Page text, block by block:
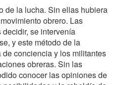
de la lucha. Sin ellas hubiera
obrero. Las
se intervenía
y este método de la
conciencia y los militantes
obreras. Sin las
conocer las opiniones de